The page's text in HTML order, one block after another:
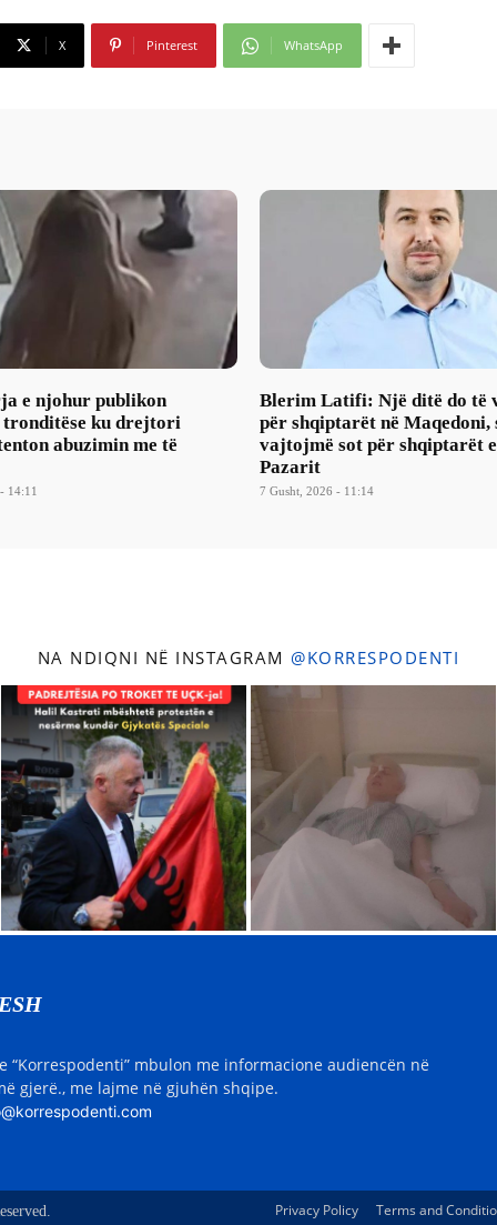
X Pinterest WhatsApp
e njohur publikon
tronditëse ku drejtori
abuzimin me të
14:11
Blerim Latifi: Një ditë do të
për shqiptarët në Maqedoni,
vajtojmë sot për shqiptarët
Pazarit
7 Gusht, 2026 - 11:14
NA NDIQNI NË INSTAGRAM @KORRESPODENTI
“Korrespodenti” mbulon me informacione audiencën në
gjerë., me lajme në gjuhën shqipe.
Privacy Policy Terms and